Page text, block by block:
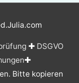
✚ DSGVO
✚
Bitte kopieren